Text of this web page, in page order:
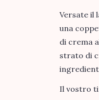
Versate il
una
di crema
strato di
Il vostro